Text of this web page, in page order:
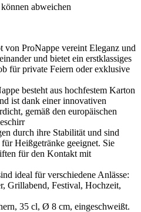
abweichen
von ProNappe vereint Eleganz und
und bietet ein erstklassiges
für private Feiern oder exklusive
besteht aus hochfestem Karton
ist dank einer innovativen
gemäß den europäischen
durch ihre Stabilität und sind
Heißgetränke geeignet. Sie
für den Kontakt mit
ideal für verschiedene Anlässe:
Grillabend, Festival, Hochzeit,
35 cl, Ø 8 cm, eingeschweißt.